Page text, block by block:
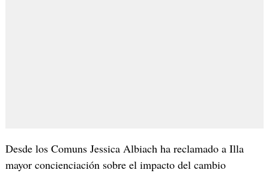
Desde los Comuns Jessica Albiach ha reclamado a Illa
mayor concienciación sobre el impacto del cambio